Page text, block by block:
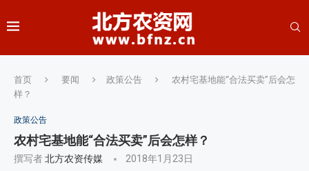
首页 要闻 政策公告
农村宅基地能“合法买卖”后会怎
样？
政策公告
农村宅基地能“合法买卖”后会怎样？
撰写者北方农资传媒 2018年1月23日